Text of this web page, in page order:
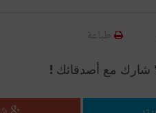
طباعة
شارك مع أصدقائك !